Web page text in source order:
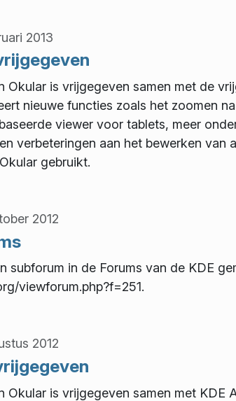
2013
Okular is vrijgegeven samen met de
nieuwe functies zoals het zoomen
viewer voor tablets, meer
verbeteringen aan het bewerken van
gebruikt.
2012
subforum in de Forums van de KDE
viewforum.php?f=251.
2012
Okular is vrijgegeven samen met